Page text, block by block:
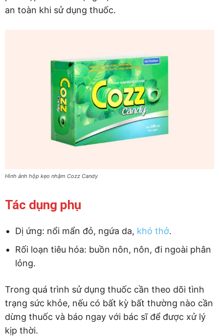
an toàn khi sử dụng thuốc.
Hình ảnh hộp kẹo nhậm Cozz Candy
Tác dụng phụ
Dị ứng: nổi mẩn đỏ, ngứa da, khó thở.
Rối loạn tiêu hóa: buồn nôn, nôn, đi ngoài phân
lỏng.
Trong quá trình sử dụng thuốc cần theo dõi tình
trạng sức khỏe, nếu có bất kỳ bất thường nào cần
dừng thuốc và báo ngay với bác sĩ để được xử lý
kịp thời.